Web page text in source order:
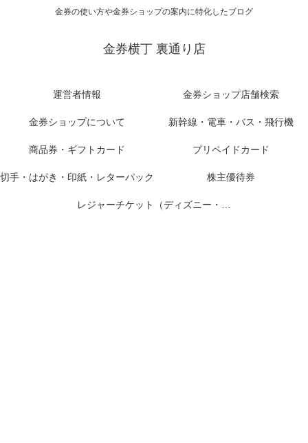
金券の使い方や金券ショップの案内に特化したブログ
金券横丁 裏通り店
運営者情報 金券ショップ店舗検索
金券ショップについて 新幹線・電車・バス・飛行機
商品券・ギフトカード プリペイドカード
切手・はがき・印紙・レターパック 株主優待券
レジャーチケット（ディズニー・USJ他）